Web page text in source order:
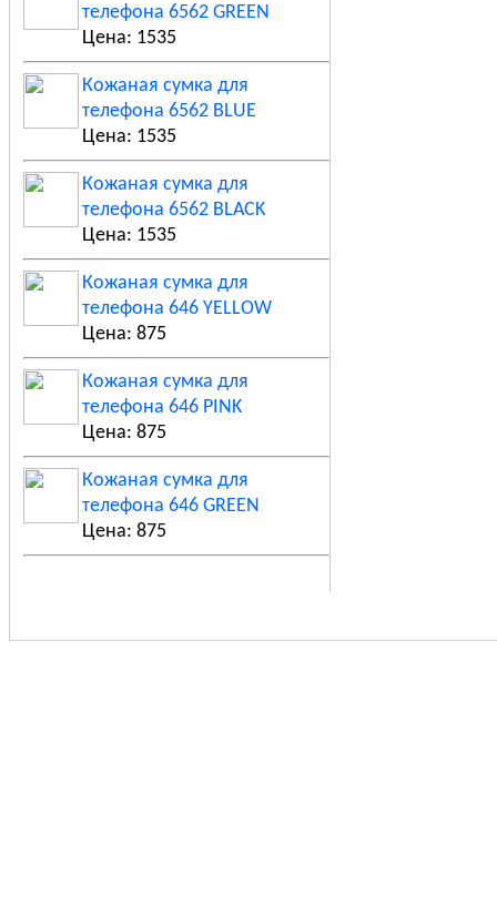
телефона 6562 GREEN
Цена: 1535
Кожаная сумка для
телефона 6562 BLUE
Цена: 1535
Кожаная сумка для
телефона 6562 BLACK
Цена: 1535
Кожаная сумка для
телефона 646 YELLOW
Цена: 875
Кожаная сумка для
телефона 646 PINK
Цена: 875
Кожаная сумка для
телефона 646 GREEN
Цена: 875